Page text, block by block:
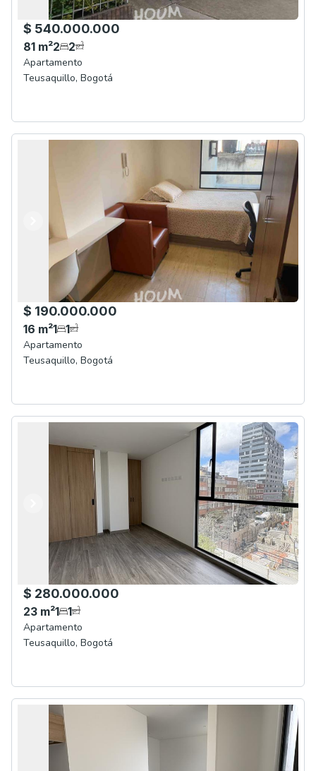
$ 540.000.000
81 m²2 2
Apartamento
Teusaquillo, Bogotá
Anterior
Siguiente
$ 190.000.000
16 m²1 1
Apartamento
Teusaquillo, Bogotá
Anterior
Siguiente
$ 280.000.000
23 m²1 1
Apartamento
Teusaquillo, Bogotá